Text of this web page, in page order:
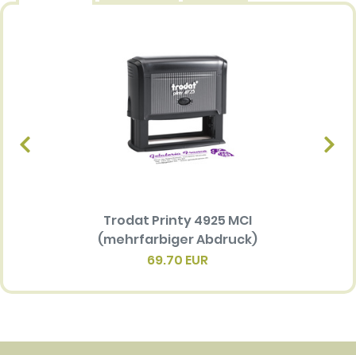
Trodat Printy 4925 MCI
(mehrfarbiger Abdruck)
69.70 EUR